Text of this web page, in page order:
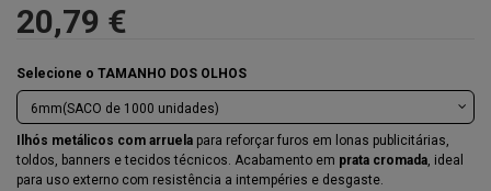
20,79 €
Selecione o TAMANHO DOS OLHOS
Ilhós metálicos com arruela para reforçar furos em lonas publicitárias,
toldos, banners e tecidos técnicos. Acabamento em prata cromada, ideal
para uso externo com resistência a intempéries e desgaste.